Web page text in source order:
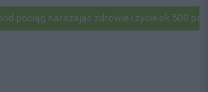
narażając zdrowie i życie ok 500